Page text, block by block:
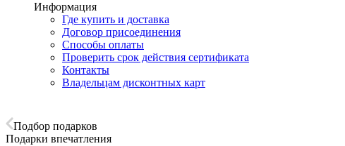
Информация
Где купить и доставка
Договор присоединения
Способы оплаты
Проверить срок действия сертификата
Контакты
Владельцам дисконтных карт
Подбор подарков
Подарки впечатления